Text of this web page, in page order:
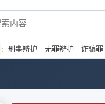
: 刑事辩护 无罪辩护 诈骗罪